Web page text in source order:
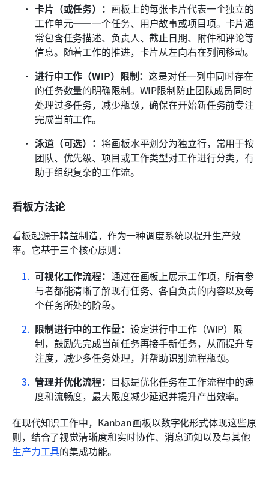
卡片（或任务）： 画板上的每张卡片代表一个独立的
工作单元——一个任务、用户故事或项目项。卡片通
常包含任务描述、负责人、截止日期、附件和评论等
信息。随着工作的推进，卡片从左向右在列间移动。
进行中工作（WIP）限制：这是对任一列中同时存在
的任务数量的明确限制。WIP限制防止团队成员同时
处理过多任务，减少瓶颈，确保在开始新任务前专注
完成当前工作。
泳道（可选）：将画板水平划分为独立行，常用于按
团队、优先级、项目或工作类型对工作进行分类，有
助于组织复杂的工作流。
看板方法论
看板起源于精益制造，作为一种调度系统以提升生产效
率。它基于三个核心原则：
可视化工作流程： 通过在画板上展示工作项，所有参
与者都能清晰了解现有任务、各自负责的内容以及每
个任务所处的阶段。
限制进行中的工作量： 设定进行中工作（WIP）限
制，鼓励先完成当前任务再接手新任务，从而提升专
注度，减少多任务处理，并帮助识别流程瓶颈。
管理并优化流程： 目标是优化任务在工作流程中的速
度和流畅度，最大限度减少延迟并提升产出效率。
在现代知识工作中，Kanban画板以数字化形式体现这些原
则，结合了视觉清晰度和实时协作、消息通知以及与其他
生产力工具的集成功能。